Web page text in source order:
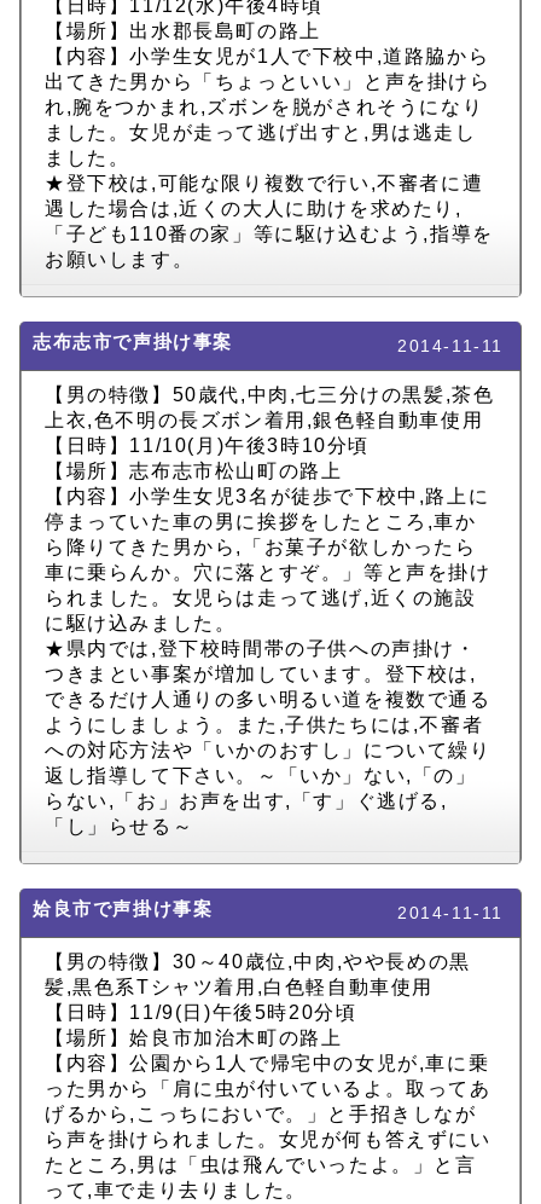
【日時】11/12(水)午後4時頃
【場所】出水郡長島町の路上
【内容】小学生女児が1人で下校中,道路脇から
出てきた男から「ちょっといい」と声を掛けら
れ,腕をつかまれ,ズボンを脱がされそうになり
ました。女児が走って逃げ出すと,男は逃走し
ました。
★登下校は,可能な限り複数で行い,不審者に遭
遇した場合は,近くの大人に助けを求めたり,
「子ども110番の家」等に駆け込むよう,指導を
お願いします。
志布志市で声掛け事案 2014-11-11
【男の特徴】50歳代,中肉,七三分けの黒髪,茶色
上衣,色不明の長ズボン着用,銀色軽自動車使用
【日時】11/10(月)午後3時10分頃
【場所】志布志市松山町の路上
【内容】小学生女児3名が徒歩で下校中,路上に
停まっていた車の男に挨拶をしたところ,車か
ら降りてきた男から,「お菓子が欲しかったら
車に乗らんか。穴に落とすぞ。」等と声を掛け
られました。女児らは走って逃げ,近くの施設
に駆け込みました。
★県内では,登下校時間帯の子供への声掛け・
つきまとい事案が増加しています。登下校は,
できるだけ人通りの多い明るい道を複数で通る
ようにしましょう。また,子供たちには,不審者
への対応方法や「いかのおすし」について繰り
返し指導して下さい。～「いか」ない,「の」
らない,「お」お声を出す,「す」ぐ逃げる,
「し」らせる～
姶良市で声掛け事案 2014-11-11
【男の特徴】30～40歳位,中肉,やや長めの黒
髪,黒色系Tシャツ着用,白色軽自動車使用
【日時】11/9(日)午後5時20分頃
【場所】姶良市加治木町の路上
【内容】公園から1人で帰宅中の女児が,車に乗
った男から「肩に虫が付いているよ。取ってあ
げるから,こっちにおいで。」と手招きしなが
ら声を掛けられました。女児が何も答えずにい
たところ,男は「虫は飛んでいったよ。」と言
って,車で走り去りました。